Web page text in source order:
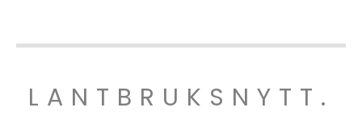
LANTBRUKSNYTT.